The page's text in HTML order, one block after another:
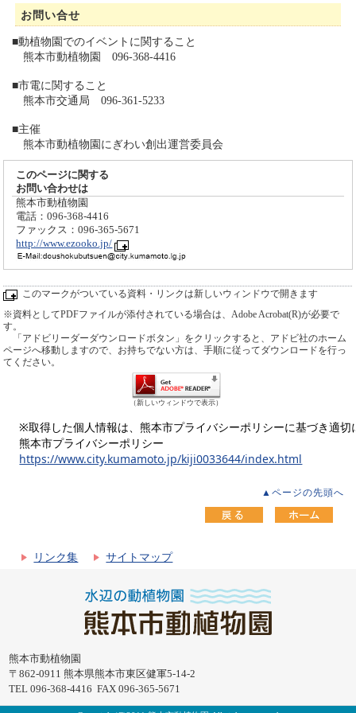
お問い合せ
■動植物園でのイベントに関すること
熊本市動植物園 096-368-4416
■市電に関すること
熊本市交通局 096-361-5233
■主催
熊本市動植物園にぎわい創出運営委員会
このページに関する
お問い合わせは
熊本市動植物園
電話：096-368-4416
ファックス：096-365-5671
http://www.ezooko.jp/
このマークがついている資料・リンクは新しいウィンドウで開きます
※資料としてPDFファイルが添付されている場合は、Adobe Acrobat(R)が必要で
す。
「アドビリーダーダウンロードボタン」をクリックすると、アドビ社のホーム
ページへ移動しますので、お持ちでない方は、手順に従ってダウンロードを行っ
てください。
（新しいウィンドウで表示）
※取得した個人情報は、熊本市プライバシーポリシーに基づき適切
熊本市プライバシーポリシー
https://www.city.kumamoto.jp/kiji0033644/index.html
▲ページの先頭へ
リンク集 サイトマップ
熊本市動植物園
〒862-0911 熊本県熊本市東区健軍5-14-2
TEL 096-368-4416 FAX 096-365-5671